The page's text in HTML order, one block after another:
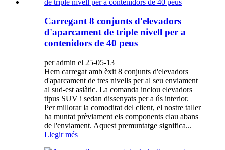
Carregant 8 conjunts d'elevadors
d'aparcament de triple nivell per a
contenidors de 40 peus
per admin el 25-05-13
Hem carregat amb èxit 8 conjunts d'elevadors
d'aparcament de tres nivells per al seu enviament
al sud-est asiàtic. La comanda inclou elevadors
tipus SUV i sedan dissenyats per a ús interior.
Per millorar la comoditat del client, el nostre taller
ha muntat prèviament els components clau abans
de l'enviament. Aquest premuntatge significa...
Llegir més